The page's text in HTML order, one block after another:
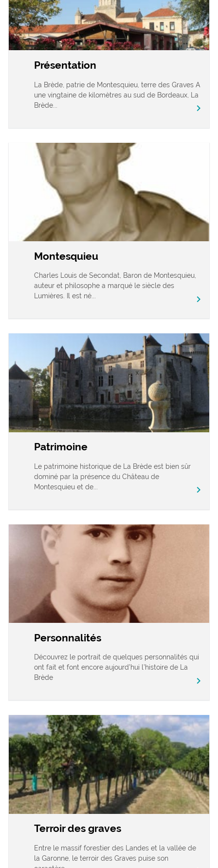
Présentation
La Brède, patrie de Montesquieu, terre des Graves A
une vingtaine de kilomètres au sud de Bordeaux, La
Brède...
chevron_right
Montesquieu
Charles Louis de Secondat, Baron de Montesquieu,
auteur et philosophe a marqué le siècle des
Lumières. Il est né...
chevron_right
Patrimoine
Le patrimoine historique de La Brède est bien sûr
dominé par la présence du Château de
Montesquieu et de...
chevron_right
Personnalités
Découvrez le portrait de quelques personnalités qui
ont fait et font encore aujourd’hui l’histoire de La
Brède
chevron_right
Terroir des graves
Entre le massif forestier des Landes et la vallée de
la Garonne, le terroir des Graves puise son